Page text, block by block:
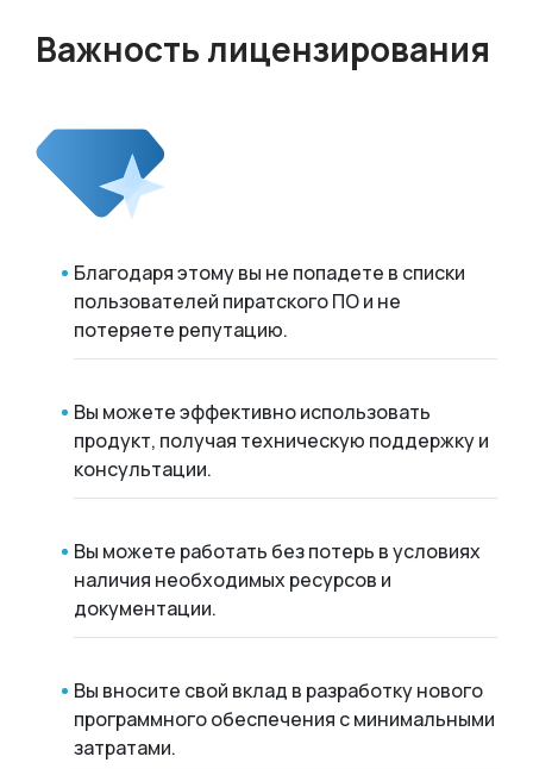
Важность лицензирования
Благодаря этому вы не попадете в списки
пользователей пиратского ПО и не
потеряете репутацию.
Вы можете эффективно использовать
продукт, получая техническую поддержку и
консультации.
Вы можете работать без потерь в условиях
наличия необходимых ресурсов и
документации.
Вы вносите свой вклад в разработку нового
программного обеспечения с минимальными
затратами.